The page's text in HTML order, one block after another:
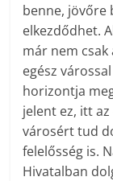
benne, jövőre
elkezdődhet.
már nem
egész
horizontja
jelent ez, itt
városért tud
felelősség is.
Hivatalban